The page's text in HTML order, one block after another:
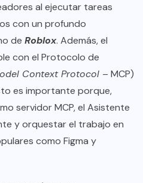
al ejecutar tareas
con un profundo
de Roblox. Además, el
con el Protocolo de
Context Protocol – MCP)
es importante porque,
servidor MCP, el Asistente
y orquestar el trabajo en
como Figma y